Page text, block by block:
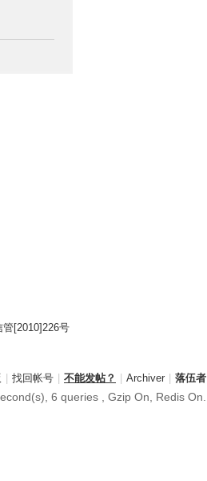
[2010]226号
找回帐号 不能发帖？ Archiver 落伍者
6 queries , Gzip On, Redis On.